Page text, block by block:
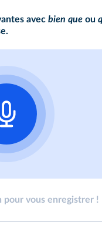
avec bien que ou
pour vous enregistrer !